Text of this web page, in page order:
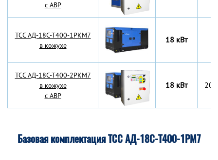
с АВР
TCC АД-18С-Т400-1РКМ7
в кожухе
18 кВт
TCC АД-18С-Т400-2РКМ7
в кожухе
с АВР
18 кВт
Базовая комплектация ТСС АД-18С-Т400-1РМ7